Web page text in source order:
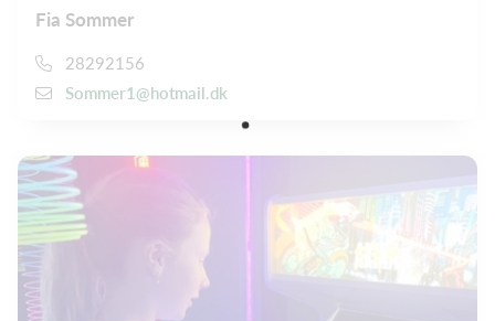
Fia Sommer
28292156
Sommer1@hotmail.dk